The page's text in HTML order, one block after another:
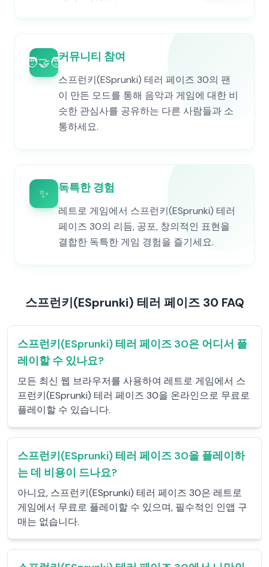
🧑‍🤝‍🧑커뮤니티 참여
스프런키(ESprunki) 테러 페이즈 30의 팬
이 만든 모드를 통해 음악과 게임에 대한 비
슷한 관심사를 공유하는 다른 사람들과 소
통하세요.
✨ 독특한 경험
레트로 게임에서 스프런키(ESprunki) 테러
페이즈 30의 리듬, 공포, 창의적인 표현을
결합한 독특한 게임 경험을 즐기세요.
스프런키(ESprunki) 테러 페이즈 30 FAQ
스프런키(ESprunki) 테러 페이즈 30은 어디서 플
레이할 수 있나요?
모든 최신 웹 브라우저를 사용하여 레트로 게임에서 스
프런키(ESprunki) 테러 페이즈 30을 온라인으로 무료로
플레이할 수 있습니다.
스프런키(ESprunki) 테러 페이즈 30을 플레이하
는 데 비용이 드나요?
아니요, 스프런키(ESprunki) 테러 페이즈 30은 레트로
게임에서 무료로 플레이할 수 있으며, 필수적인 인앱 구
매는 없습니다.